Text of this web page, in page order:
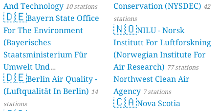
And Technology 10 stations
🇩🇪Bayern State Office
For The Environment
(Bayerisches
Staatsministerium Für
Umwelt Und
Verbraucherschutz) - LfU
46 stations
🇩🇪Berlin Air Quality -
(Luftqualität In Berlin) 14
stations
Conservation (NYSDEC) 42
stations
🇳🇴NILU - Norsk
Institutt For Luftforskning
(Norwegian Institute For
Air Research) 77 stations
Northwest Clean Air
Agency 7 stations
🇨🇦Nova Scotia